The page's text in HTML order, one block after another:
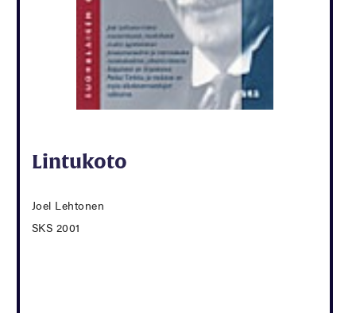
Lintukoto
Joel Lehtonen
SKS 2001